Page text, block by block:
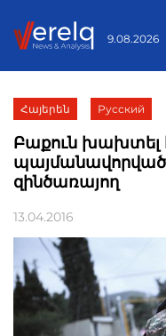
9.08.2026
Հայերեն Русский
Բաքուն խախտել
զինծառայող
13.04.2016